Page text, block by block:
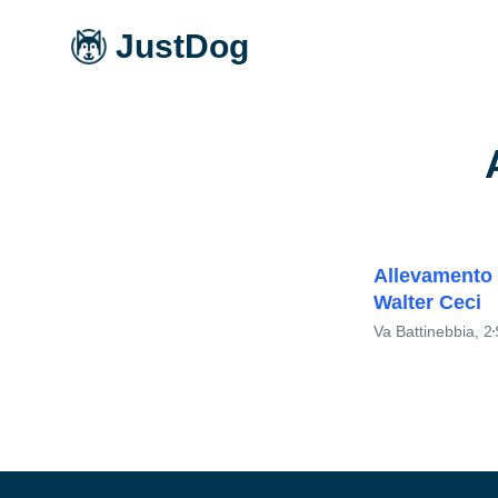
JustDog
Allevamento
Walter Ceci
Va Battinebbia, 2